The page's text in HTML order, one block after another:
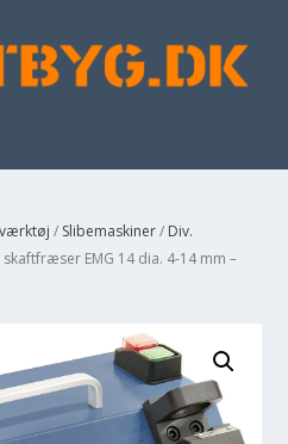
/ Slibemaskiner/ Div.
EMG 14 dia. 4-14 mm –